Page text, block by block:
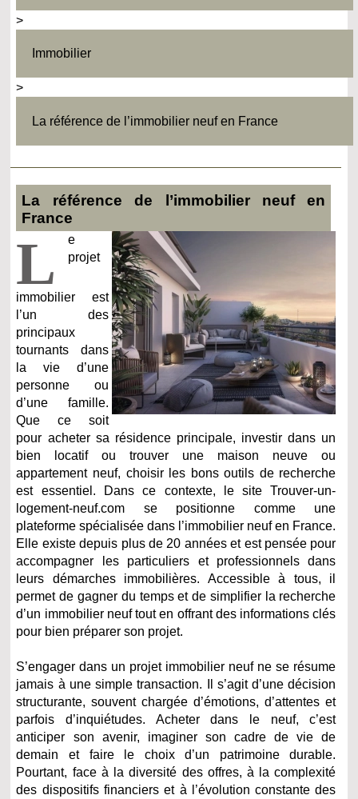
>
Immobilier
>
La référence de l’immobilier neuf en France
La référence de l’immobilier neuf en
France
L
e
projet
immobilier est
l’un des
principaux
tournants dans
la vie d’une
personne ou
d’une famille.
Que ce soit
pour acheter sa résidence principale, investir dans un
bien locatif ou trouver une maison neuve ou
appartement neuf, choisir les bons outils de recherche
est essentiel. Dans ce contexte, le site Trouver-un-
logement-neuf.com se positionne comme une
plateforme spécialisée dans l’immobilier neuf en France.
Elle existe depuis plus de 20 années et est pensée pour
accompagner les particuliers et professionnels dans
leurs démarches immobilières. Accessible à tous, il
permet de gagner du temps et de simplifier la recherche
d’un immobilier neuf tout en offrant des informations clés
pour bien préparer son projet.
S’engager dans un projet immobilier neuf ne se résume
jamais à une simple transaction. Il s’agit d’une décision
structurante, souvent chargée d’émotions, d’attentes et
parfois d’inquiétudes. Acheter dans le neuf, c’est
anticiper son avenir, imaginer son cadre de vie de
demain et faire le choix d’un patrimoine durable.
Pourtant, face à la diversité des offres, à la complexité
des dispositifs financiers et à l’évolution constante des